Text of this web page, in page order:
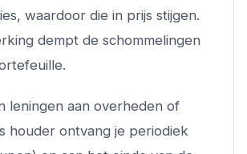
waardoor die in prijs stijgen.
dempt de schommelingen
leningen aan overheden of
houder ontvang je periodiek